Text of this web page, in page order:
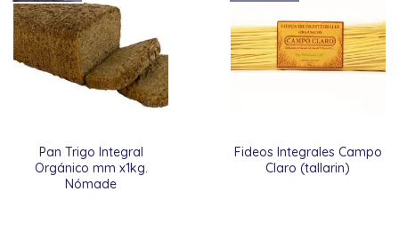
Pan Trigo Integral
Orgánico mm x1kg.
Nómade
Fideos Integrales Campo
Claro (tallarin)